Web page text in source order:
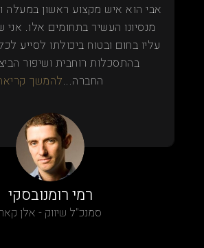
אבי הוא איש מקצוע ראשון במעלה
מנסיונו העשיר בתחומים אלו.
עליו בחום ובטוח ביכולתו לסייע
בהתסכלות רוחבית ושיפור
החברה...להמשך
רמי רומנובסקי
סמנכ"ל שיווק - אלן